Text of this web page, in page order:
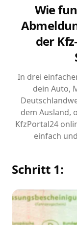
Wie
der
In drei
dein Auto,
dem Ausland,
KfzPortal24
einfach
Schritt 1: